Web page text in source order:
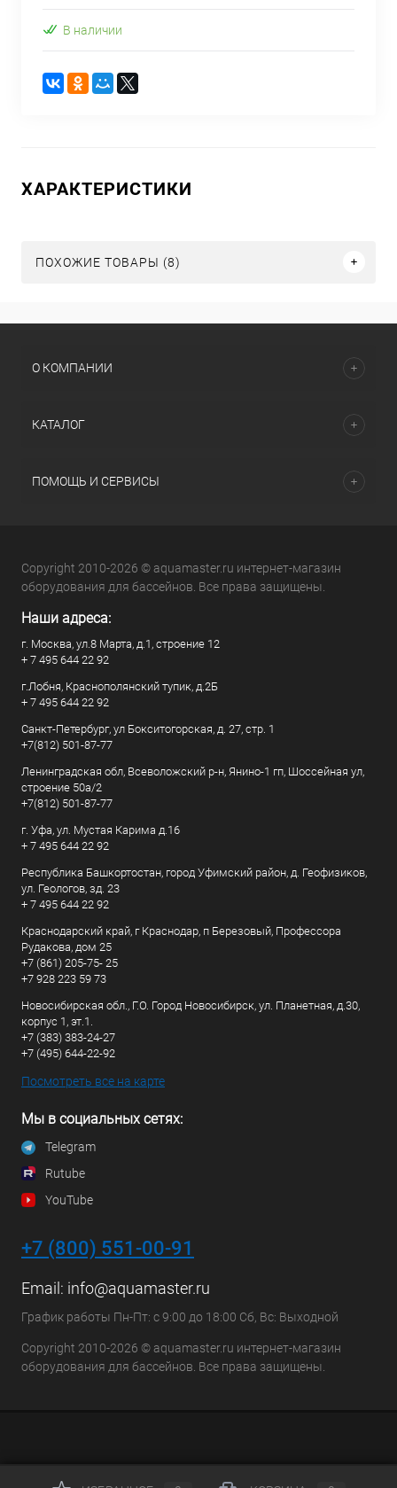
В наличии
ХАРАКТЕРИСТИКИ
ПОХОЖИЕ ТОВАРЫ (8)
О КОМПАНИИ
КАТАЛОГ
ПОМОЩЬ И СЕРВИСЫ
Copyright 2010-2026 © aquamaster.ru интернет-магазин
оборудования для бассейнов. Все права защищены.
Наши адреса:
г. Москва, ул.8 Марта, д.1, строение 12
+ 7 495 644 22 92
г.Лобня, Краснополянский тупик, д.2Б
+ 7 495 644 22 92
Санкт-Петербург, ул Бокситогорская, д. 27, стр. 1
+7(812) 501-87-77
Ленинградская обл, Всеволожский р-н, Янино-1 гп, Шоссейная ул,
строение 50а/2
+7(812) 501-87-77
г. Уфа, ул. Мустая Карима д.16
+ 7 495 644 22 92
Республика Башкортостан, город Уфимский район, д. Геофизиков,
ул. Геологов, зд. 23
+ 7 495 644 22 92
Краснодарский край, г Краснодар, п Березовый, Профессора
Рудакова, дом 25
+7 (861) 205-75- 25
+7 928 223 59 73
Новосибирская обл., Г.О. Город Новосибирск, ул. Планетная, д.30,
корпус 1, эт.1.
+7 (383) 383-24-27
+7 (495) 644-22-92
Посмотреть все на карте
Мы в социальных сетях:
Telegram
Rutube
YouTube
+7 (800) 551-00-91
Email: info@aquamaster.ru
График работы Пн-Пт: с 9:00 до 18:00 Сб, Вс: Выходной
Copyright 2010-2026 © aquamaster.ru интернет-магазин
оборудования для бассейнов. Все права защищены.